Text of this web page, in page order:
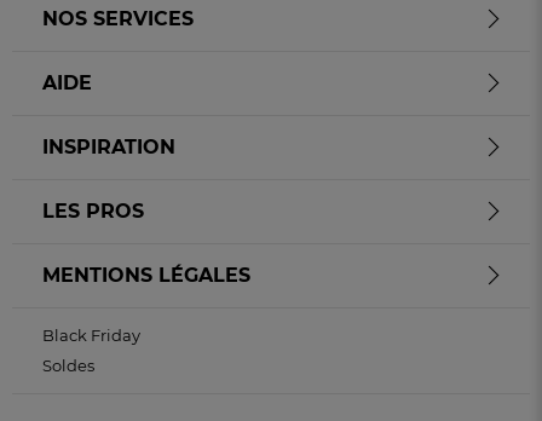
NOS SERVICES
AIDE
INSPIRATION
LES PROS
MENTIONS LÉGALES
Black Friday
Soldes